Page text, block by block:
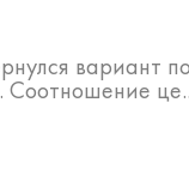
вариант
Соотношение